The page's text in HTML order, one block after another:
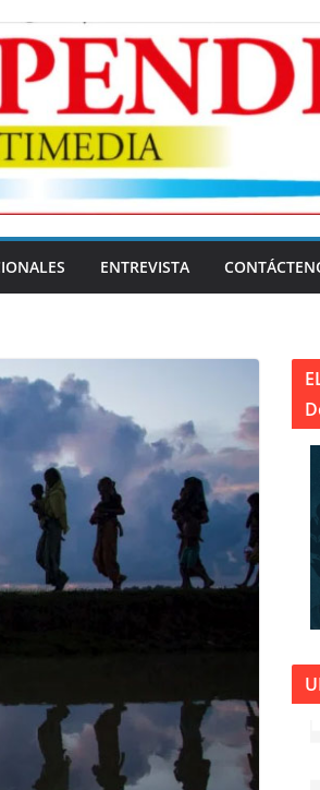
ENTREVISTA